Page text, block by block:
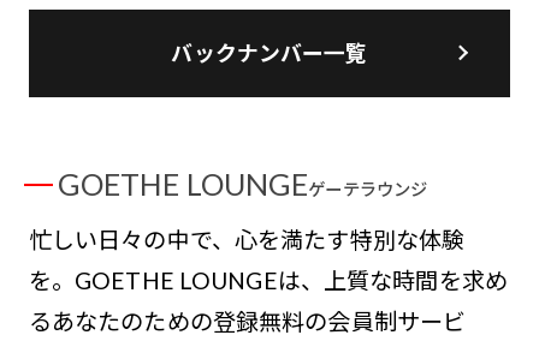
バックナンバー一覧
GOETHE LOUNGEゲーテラウンジ
忙しい日々の中で、心を満たす特別な体験
を。GOETHE LOUNGEは、上質な時間を求め
るあなたのための登録無料の会員制サービ